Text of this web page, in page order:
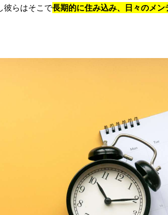
彼らはそこで長期的に住み込み、日々のメ